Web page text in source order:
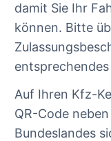
damit Sie Ihr
können. Bitte
Auf Ihren Kfz-
QR-Code
Bundeslandes